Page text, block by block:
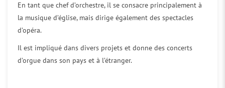
En tant que chef d’orchestre, il se consacre principalement à
la musique d’église, mais dirige également des spectacles
d’opéra.
Il est impliqué dans divers projets et donne des concerts
d’orgue dans son pays et à l’étranger.